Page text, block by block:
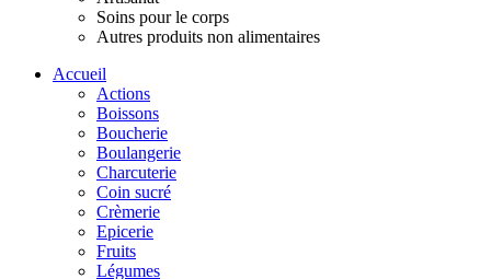
Soins pour le corps
Autres produits non alimentaires
Accueil
Actions
Boissons
Boucherie
Boulangerie
Charcuterie
Coin sucré
Crèmerie
Epicerie
Fruits
Légumes